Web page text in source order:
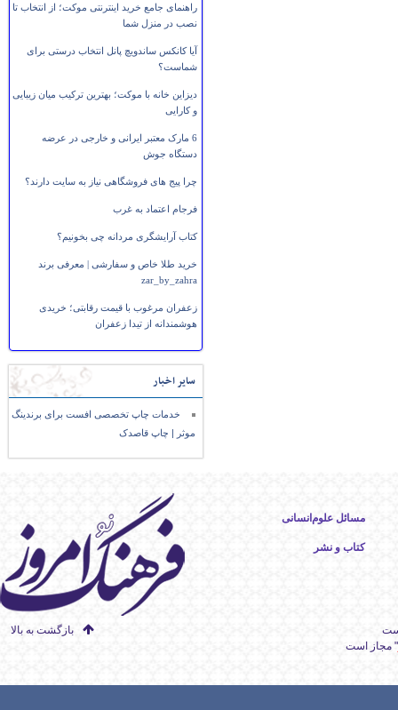
راهنمای جامع خرید اینترنتی موکت؛ از انتخاب تا
نصب در منزل شما
آیا کانکس ساندویچ پانل انتخاب درستی برای
شماست؟
دیزاین خانه با موکت؛ بهترین ترکیب میان زیبایی
و کارایی
6 مارک معتبر ایرانی و خارجی در عرضه
دستگاه جوش
چرا پیج های فروشگاهی نیاز به سایت دارند؟
فرجام اعتماد به غرب
کتاب آرایشگری مردانه چی بخونیم؟
خرید طلا خاص و سفارشی | معرفی برند
zar_by_zahra
زعفران مرغوب با قیمت رقابتی؛ خریدی
هوشمندانه از تیدا زعفران
سایر اخبار
خدمات چاپ تخصصی افست برای برندینگ
موثر | چاپ قاصدک
مسائل علوم‌انسانی
کتاب و نشر
بازگشت به بالا
" مجاز است